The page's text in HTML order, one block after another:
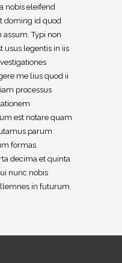
nobis eleifend
doming id quod
Typi non
usus legentis in iis
me lius quod ii
processus
est notare quam
parum
formas
decima et quinta
nunc nobis
in futurum.